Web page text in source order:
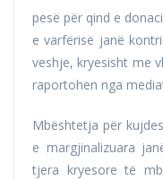
pesë për qind e
e varfërisë janë
veshje, kryesisht me
raportohen nga
Mbështetja për
e margjinalizuara
tjera kryesore të